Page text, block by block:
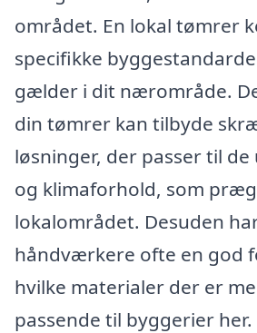
området. En lokal tømrer
specifikke
gælder i dit nærområde.
din tømrer kan tilbyde
løsninger, der passer til
og klimaforhold, som
lokalområdet. Desuden
håndværkere ofte en god
hvilke materialer der er
passende til byggerier her.